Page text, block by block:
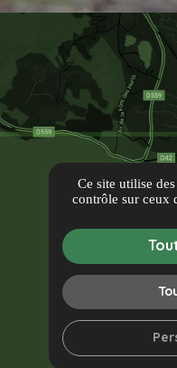
Ce site utilise
contrôle sur ceux